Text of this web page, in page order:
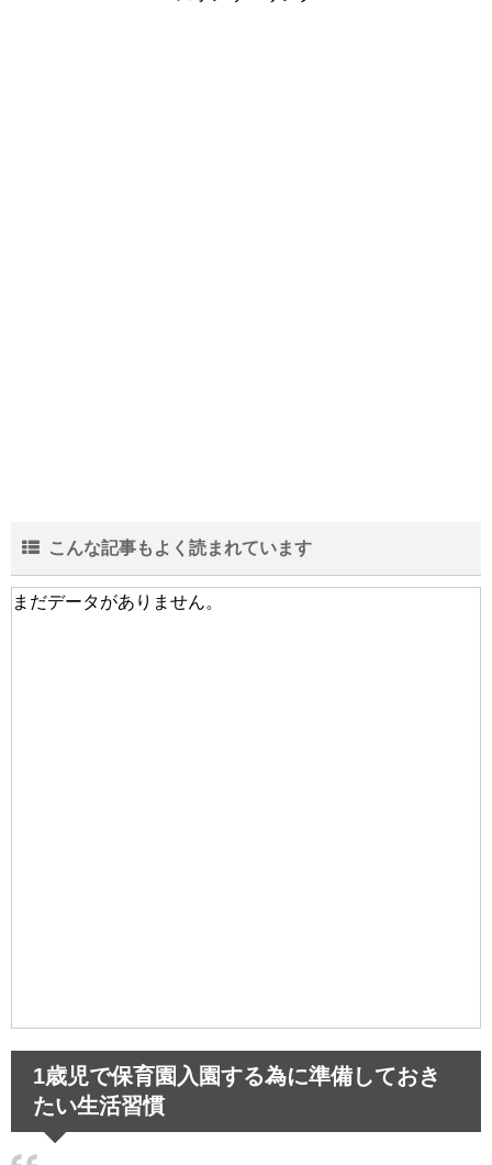
こんな記事もよく読まれています
まだデータがありません。
1歳児で保育園入園する為に準備しておき
たい生活習慣